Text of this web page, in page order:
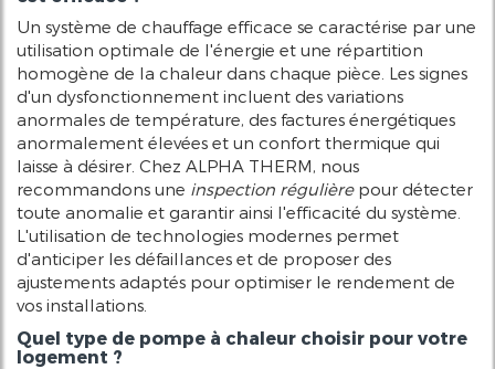
Un système de chauffage efficace se caractérise par une
utilisation optimale de l'énergie et une répartition
homogène de la chaleur dans chaque pièce. Les signes
d'un dysfonctionnement incluent des variations
anormales de température, des factures énergétiques
anormalement élevées et un confort thermique qui
laisse à désirer. Chez ALPHA THERM, nous
recommandons une inspection régulièrepour détecter
toute anomalie et garantir ainsi l'efficacité du système.
L'utilisation de technologies modernes permet
d'anticiper les défaillances et de proposer des
ajustements adaptés pour optimiser le rendement de
vos installations.
Quel type de pompe à chaleur choisir pour votre
logement ?